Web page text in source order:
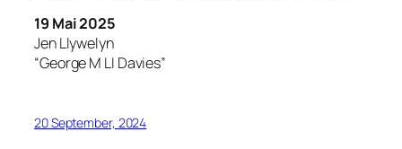
19 Mai 2025
Jen Llywelyn
“George M LI Davies”
20 September, 2024